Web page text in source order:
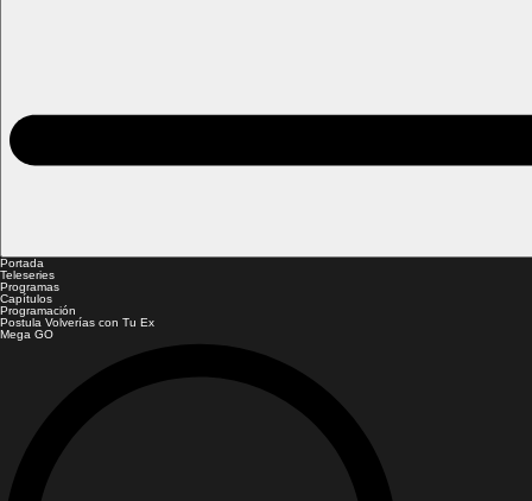
Portada
Teleseries
Programas
Capítulos
Programación
Postula Volverías con Tu Ex
Mega GO